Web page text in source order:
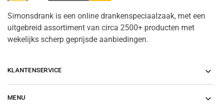
Simonsdrank is een online drankenspeciaalzaak, met een
uitgebreid assortiment van circa 2500+ producten met
wekelijks scherp geprijsde aanbiedingen.
KLANTENSERVICE
MENU